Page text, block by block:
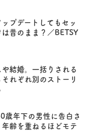
ップデートしてもセッ
は昔のまま？／BETSY
や結婚。一括りされる
れぞれ別のストーリ
歳年下の男性に告白さ
年齢を重ねるほどモテ